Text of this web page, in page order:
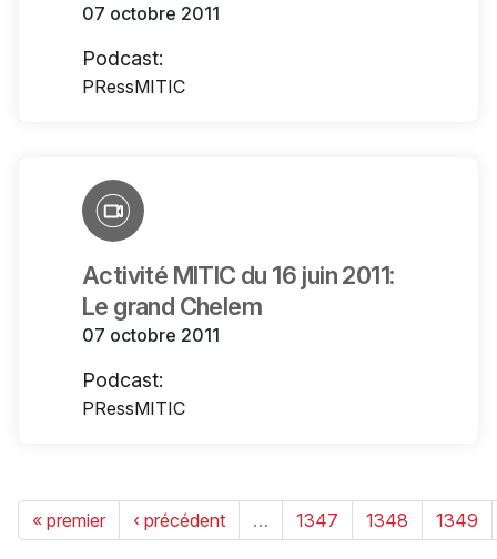
07 octobre 2011
Podcast:
PRessMITIC
Activité MITIC du 16 juin 2011:
Le grand Chelem
07 octobre 2011
Podcast:
PRessMITIC
« premier ‹ précédent … 1347 1348 1349